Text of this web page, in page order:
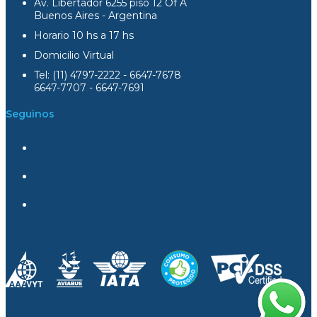
Av. Libertador 6255 piso 12 Of A
Buenos Aires - Argentina
Horario 10 hs a 17 hs
Domicilio Virtual
Tel: (11) 4797-2222 - 6647-7678
6647-7707 - 6647-7691
Seguinos